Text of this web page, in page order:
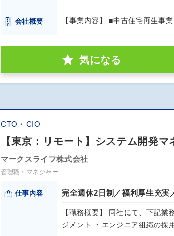
会社概要 【事業内容】 ■中古住宅再生事
気になる
CTO・CIO
【東京：リモート】システム開発
マークスライフ株式会社
管理職・マネジャー
仕事内容 完全週休2日制／福利厚生充実
【職務概要】 同社にて、下記
ジメント ・エンジニア組織の採